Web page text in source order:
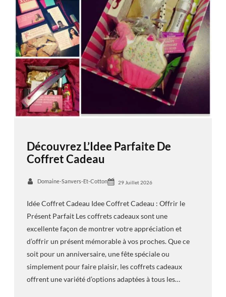
Découvrez L’Idee Parfaite De
Coffret Cadeau
Domaine-Sanvers-Et-Cotton 29 Juillet 2026
Idée Coffret Cadeau Idee Coffret Cadeau : Offrir le
Présent Parfait Les coffrets cadeaux sont une
excellente façon de montrer votre appréciation et
d’offrir un présent mémorable à vos proches. Que ce
soit pour un anniversaire, une fête spéciale ou
simplement pour faire plaisir, les coffrets cadeaux
offrent une variété d’options adaptées à tous les…